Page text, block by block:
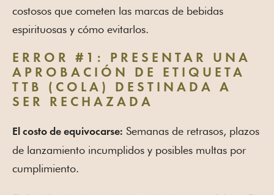
costosos que cometen las marcas de bebidas
espirituosas y cómo evitarlos.
ERROR #1: PRESENTAR UNA
APROBACIÓN DE ETIQUETA
TTB (COLA) DESTINADA A
SER RECHAZADA
El costo de equivocarse: Semanas de retrasos, plazos
de lanzamiento incumplidos y posibles multas por
cumplimiento.